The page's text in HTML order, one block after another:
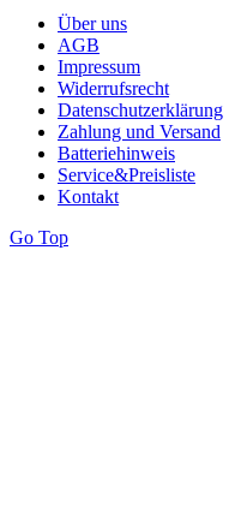
Über uns
AGB
Impressum
Widerrufsrecht
Datenschutzerklärung
Zahlung und Versand
Batteriehinweis
Service&Preisliste
Kontakt
Go Top